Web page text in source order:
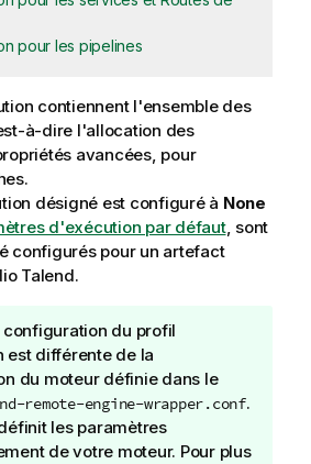
pour les pipelines
contiennent l'ensemble des
à-dire l'allocation des
avancées, pour
désigné est configuré à None
d'exécution par défaut, sont
configurés pour un artefact
Talend.
configuration du profil
est différente de la
du moteur définie dans le
remote-engine-wrapper.conf.
les paramètres
de votre moteur. Pour plus